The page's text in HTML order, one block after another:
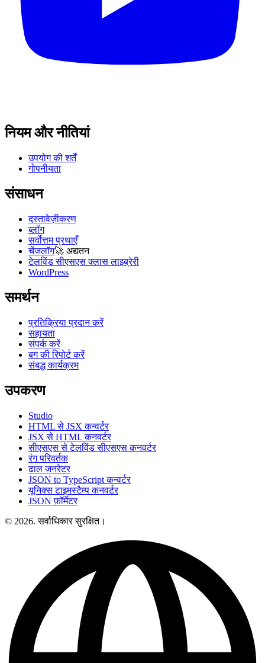
नियम और नीतियां
उपयोग की शर्तें
गोपनीयता
संसाधन
दस्तावेज़ीकरण
ब्लॉग
सर्वोत्तम प्रथाएँ
चेंजलॉग🚀 अद्यतन
टेलविंड सीएसएस क्लास लाइब्रेरी
WordPress
समर्थन
प्रतिक्रिया प्रदान करें
सहायता
संपर्क करें
बग की रिपोर्ट करें
संबद्ध कार्यक्रम
उपकरण
Studio
HTML से JSX कन्वर्टर
JSX से HTML कनवर्टर
सीएसएस से टेलविंड सीएसएस कनवर्टर
रंग परिवर्तक
ढाल जनरेटर
JSON to TypeScript कन्वर्टर
यूनिक्स टाइमस्टैम्प कनवर्टर
JSON फ़ॉर्मेटर
© 2026. सर्वाधिकार सुरक्षित।